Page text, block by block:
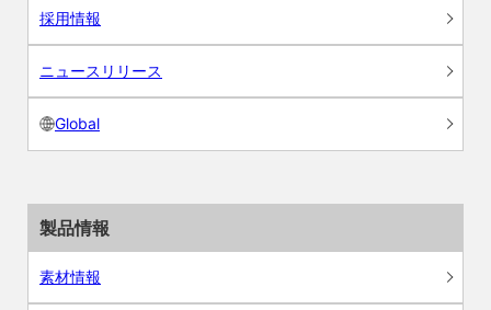
採用情報
ニュースリリース
Global
製品情報
素材情報